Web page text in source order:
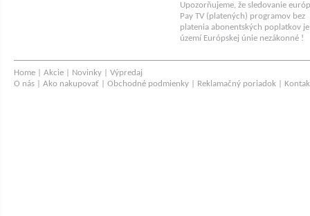
Upozorňujeme, že sledovanie
Pay TV (platených) programov bez
platenia abonentských poplatkov
území Európskej únie nezákonné !
Home Akcie Novinky
Výpredaj
O nás
Ako nakupovať Obchodné podmienky Reklamačný poriadok